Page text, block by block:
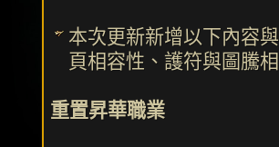
本次更新新增以下內容
頁相容性、護符與圖騰
重置昇華職業